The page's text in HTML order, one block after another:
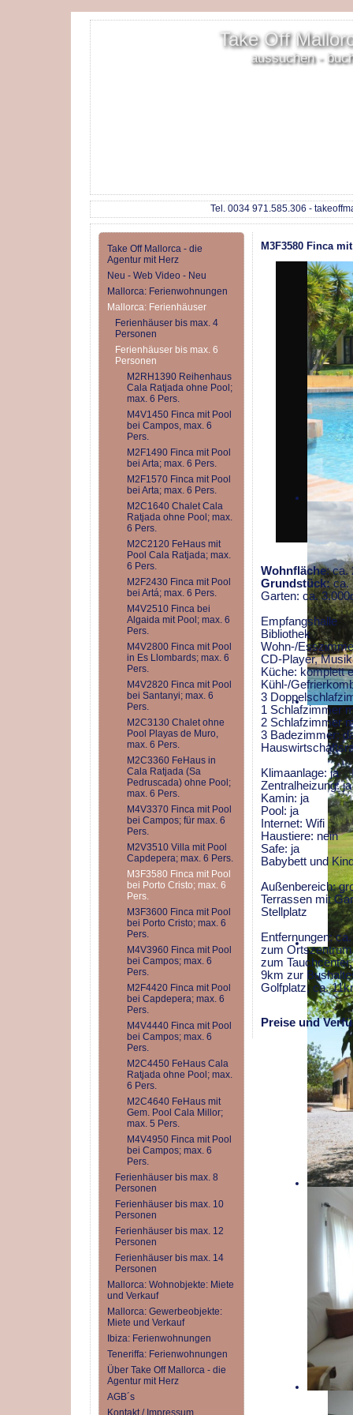
Take Off
aussuchen -
Tel. 0034 971.585.306 -
Take Off Mallorca - die
Agentur mit Herz
Neu - Web Video - Neu
Mallorca: Ferienwohnungen
Mallorca: Ferienhäuser
Ferienhäuser bis max. 4
Personen
Ferienhäuser bis max. 6
Personen
M2RH1390 Reihenhaus
Cala Ratjada ohne Pool;
max. 6 Pers.
M4V1450 Finca mit Pool
bei Campos, max. 6
Pers.
M2F1490 Finca mit Pool
bei Arta; max. 6 Pers.
M2F1570 Finca mit Pool
bei Arta; max. 6 Pers.
M2C1640 Chalet Cala
Ratjada ohne Pool; max.
6 Pers.
M2C2120 FeHaus mit
Pool Cala Ratjada; max.
6 Pers.
M2F2430 Finca mit Pool
bei Artá; max. 6 Pers.
M4V2510 Finca bei
Algaida mit Pool; max. 6
Pers.
M4V2800 Finca mit Pool
in Es Llombards; max. 6
Pers.
M4V2820 Finca mit Pool
bei Santanyi; max. 6
Pers.
M2C3130 Chalet ohne
Pool Playas de Muro,
max. 6 Pers.
M2C3360 FeHaus in
Cala Ratjada (Sa
Pedruscada) ohne Pool;
max. 6 Pers.
M4V3370 Finca mit Pool
bei Campos; für max. 6
Pers.
M2V3510 Villa mit Pool
Capdepera; max. 6 Pers.
M3F3580 Finca mit Pool
bei Porto Cristo; max. 6
Pers.
M3F3600 Finca mit Pool
bei Porto Cristo; max. 6
Pers.
M4V3960 Finca mit Pool
bei Campos; max. 6
Pers.
M2F4420 Finca mit Pool
bei Capdepera; max. 6
Pers.
M4V4440 Finca mit Pool
bei Campos; max. 6
Pers.
M2C4450 FeHaus Cala
Ratjada ohne Pool; max.
6 Pers.
M2C4640 FeHaus mit
Gem. Pool Cala Millor;
max. 5 Pers.
M4V4950 Finca mit Pool
bei Campos; max. 6
Pers.
Ferienhäuser bis max. 8
Personen
Ferienhäuser bis max. 10
Personen
Ferienhäuser bis max. 12
Personen
Ferienhäuser bis max. 14
Personen
Mallorca: Wohnobjekte: Miete
und Verkauf
Mallorca: Gewerbeobjekte:
Miete und Verkauf
Ibiza: Ferienwohnungen
Teneriffa: Ferienwohnungen
Über Take Off Mallorca - die
Agentur mit Herz
AGB´s
Kontakt / Impressum
M3F3580 Finca
Wohnfläche: ca.
Grundstück:ca.
Garten: ca.
Empfangshalle
Bibliothek
Wohn-/
CD-Player,
Küche: komplett
Kühl-/
3
1 Schlafzimmer
2 Schlafzimmer
3 Badezimmer:
Klimaanlage: ja
Zentralheizung: ja
Kamin: ja
Pool: ja
Internet: Wifi
Haustiere: nein
Safe: ja
Babybett und
Außenbereich:
Terrassen mit
Stellplatz
Entfernungen:
zum
zum
9km zur
Golfplatz, ca.
Preise und